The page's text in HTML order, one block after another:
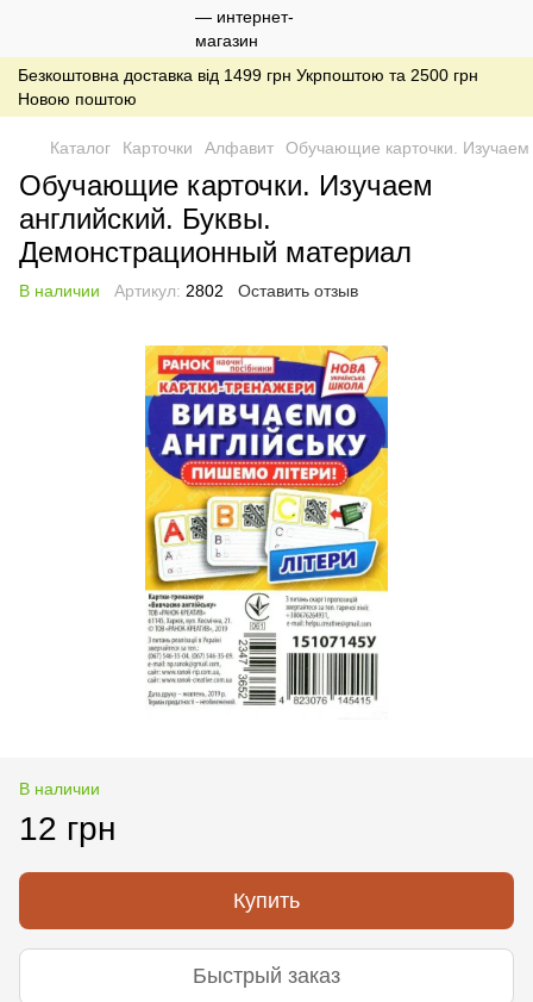
Безкоштовна доставка від 1499 грн Укрпоштою та 2500 грн
Новою поштою
Каталог Карточки Алфавит Обучающие карточки.
Обучающие карточки. Изучаем
английский. Буквы.
Демонстрационный материал
В наличии Артикул: 2802 Оставить отзыв
В наличии
12 грн
Купить
Быстрый заказ